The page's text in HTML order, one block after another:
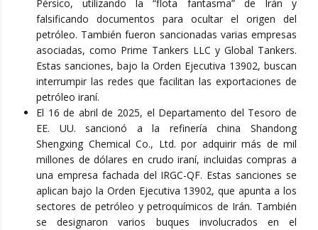
Pérsico, utilizando la “flota fantasma” de Irán y
falsificando documentos para ocultar el origen del
petróleo. También fueron sancionadas varias empresas
asociadas, como Prime Tankers LLC y Global Tankers.
Estas sanciones, bajo la Orden Ejecutiva 13902, buscan
interrumpir las redes que facilitan las exportaciones de
petróleo iraní.
El 16 de abril de 2025, el Departamento del Tesoro de
EE. UU. sancionó a la refinería china Shandong
Shengxing Chemical Co., Ltd. por adquirir más de mil
millones de dólares en crudo iraní, incluidas compras a
una empresa fachada del IRGC-QF. Estas sanciones se
aplican bajo la Orden Ejecutiva 13902, que apunta a los
sectores de petróleo y petroquímicos de Irán. También
se designaron varios buques involucrados en el